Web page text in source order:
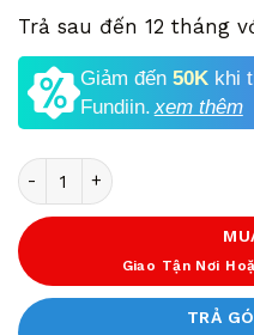
Trả sau đến 12 tháng
Giảm đến 50K khi
Fundiin.xem thêm
Số lượng
Giao Tận Nơi
TRẢ